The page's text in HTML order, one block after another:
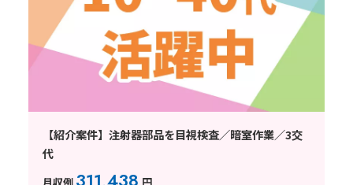
【紹介案件】注射器部品を目視検査／暗室作業／3交
代